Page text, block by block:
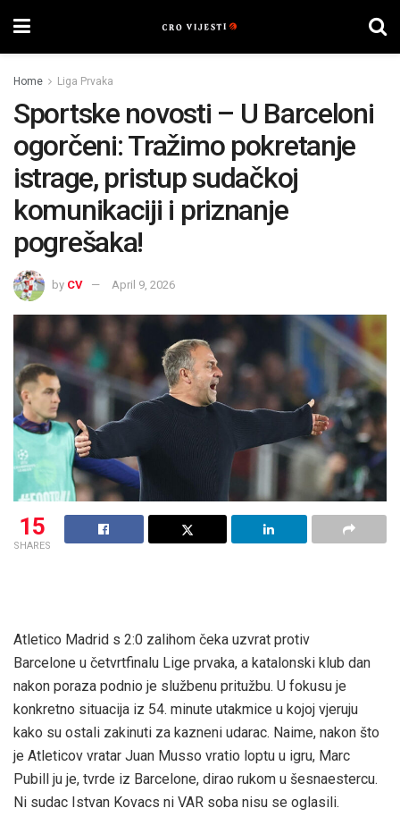
Home Liga Prvaka
Sportske novosti – U Barceloni
ogorčeni: Tražimo pokretanje
istrage, pristup sudačkoj
komunikaciji i priznanje
pogrešaka!
by CV April 9, 2026
15
SHARES
Atletico Madrid s 2:0 zalihom čeka uzvrat protiv
Barcelone u četvrtfinalu Lige prvaka, a katalonski klub dan
nakon poraza podnio je službenu pritužbu. U fokusu je
konkretno situacija iz 54. minute utakmice u kojoj vjeruju
kako su ostali zakinuti za kazneni udarac. Naime, nakon što
je Atleticov vratar Juan Musso vratio loptu u igru, Marc
Pubill ju je, tvrde iz Barcelone, dirao rukom u šesnaestercu.
Ni sudac Istvan Kovacs ni VAR soba nisu se oglasili.